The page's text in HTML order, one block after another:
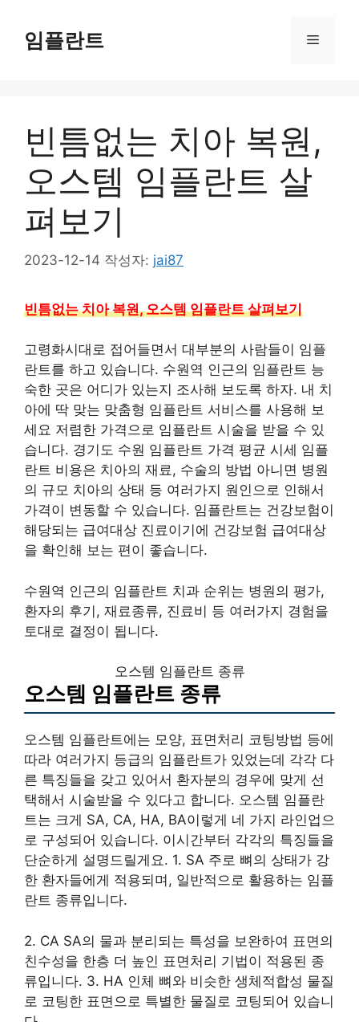
임플란트 메
빈틈없는 치아 복원,
오스템 임플란트 살
펴보기
2023-12-14 작성자: jai87
빈틈없는 치아 복원, 오스템 임플란트 살펴보기
고령화시대로 접어들면서 대부분의 사람들이 임플
란트를 하고 있습니다. 수원역 인근의 임플란트 능
숙한 곳은 어디가 있는지 조사해 보도록 하자. 내 치
아에 딱 맞는 맞춤형 임플란트 서비스를 사용해 보
세요 저렴한 가격으로 임플란트 시술을 받을 수 있
습니다. 경기도 수원 임플란트 가격 평균 시세 임플
란트 비용은 치아의 재료, 수술의 방법 아니면 병원
의 규모 치아의 상태 등 여러가지 원인으로 인해서
가격이 변동할 수 있습니다. 임플란트는 건강보험이
해당되는 급여대상 진료이기에 건강보험 급여대상
을 확인해 보는 편이 좋습니다.
수원역 인근의 임플란트 치과 순위는 병원의 평가,
환자의 후기, 재료종류, 진료비 등 여러가지 경험을
토대로 결정이 됩니다.
오스템 임플란트 종류
오스템 임플란트 종류
오스템 임플란트에는 모양, 표면처리 코팅방법 등에
따라 여러가지 등급의 임플란트가 있었는데 각각 다
른 특징들을 갖고 있어서 환자분의 경우에 맞게 선
택해서 시술받을 수 있다고 합니다. 오스템 임플란
트는 크게 SA, CA, HA, BA이렇게 네 가지 라인업으
로 구성되어 있습니다. 이시간부터 각각의 특징들을
단순하게 설명드릴게요. 1. SA 주로 뼈의 상태가 강
한 환자들에게 적용되며, 일반적으로 활용하는 임플
란트 종류입니다.
2. CA SA의 물과 분리되는 특성을 보완하여 표면의
친수성을 한층 더 높인 표면처리 기법이 적용된 종
류입니다. 3. HA 인체 뼈와 비슷한 생체적합성 물질
로 코팅한 표면으로 특별한 물질로 코팅되어 있습니